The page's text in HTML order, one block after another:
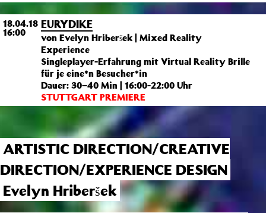
18.04.18
16:00
EURYDIKE
von Evelyn Hriberšek | Mixed Reality
Experience
Singleplayer-Erfahrung mit Virtual Reality Brille
für je eine*n Besucher*in
Dauer: 30–40 Min | 16:00-22:00 Uhr
STUTTGART PREMIERE
ARTISTIC DIRECTION/CREATIVE
DIRECTION/EXPERIENCE DESIGN
Evelyn Hriberšek